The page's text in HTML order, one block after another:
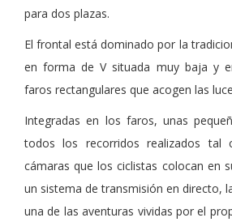
para dos plazas.
El frontal está dominado por la
en forma de V situada muy baja y
faros rectangulares que acogen las
Integradas en los faros, unas
todos los recorridos realizados tal
cámaras que los ciclistas colocan en
un sistema de transmisión en directo,
una de las aventuras vividas por el